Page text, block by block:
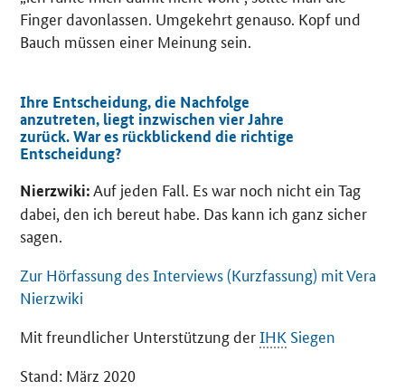
Finger davonlassen. Umgekehrt genauso. Kopf und
Bauch müssen einer Meinung sein.
Ihre Entscheidung, die Nachfolge
anzutreten, liegt inzwischen vier Jahre
zurück. War es rückblickend die richtige
Entscheidung?
Nierzwiki: Auf jeden Fall. Es war noch nicht ein Tag
dabei, den ich bereut habe. Das kann ich ganz sicher
sagen.
Zur Hörfassung des Interviews (Kurzfassung) mit Vera
Nierzwiki
Mit freundlicher Unterstützung derIHK Siegen
Stand: März 2020